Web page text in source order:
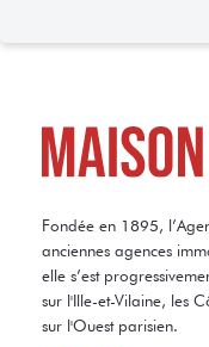
Fondée en 1895,
anciennes agences
elle s’est
sur l'Ille-et-Vilaine, les
sur l'Ouest parisien.